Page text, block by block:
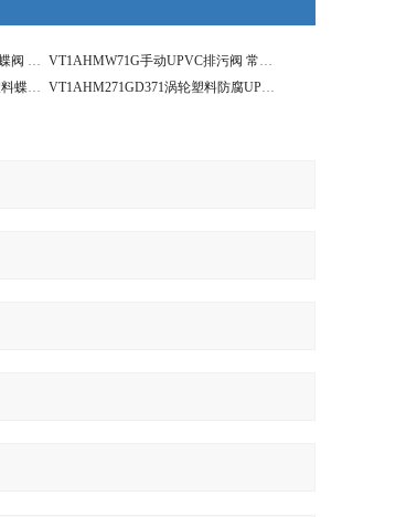
VT1AHMW71G手动UPVC对夹蝶阀 涡轮塑料对夹蝶阀
VT1AHMW71G手动UPVC排污阀 常温常压塑料蝶阀
VT1AHMW71G进口手动PVC塑料蝶阀 UPVC手动对夹蝶阀
VT1AHM271GD371涡轮塑料防腐UPVC蝶阀